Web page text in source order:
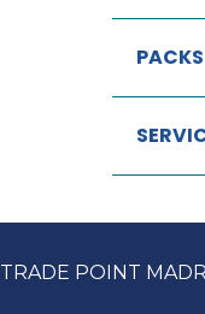
TRADE POINT